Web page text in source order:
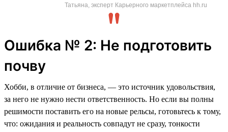
Татьяна, эксперт Карьерного маркетплейса hh.ru
Ошибка № 2: Не подготовить
почву
Хобби, в отличие от бизнеса, — это источник удовольствия,
за него не нужно нести ответственность. Но если вы полны
решимости поставить его на новые рельсы, готовьтесь к тому,
что: ожидания и реальность совпадут не сразу, тонкости